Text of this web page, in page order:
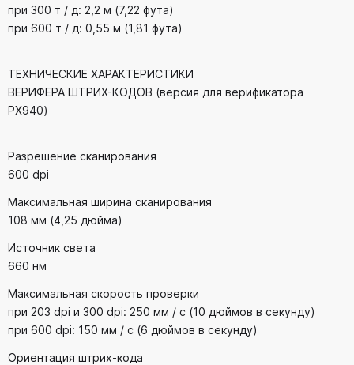
при 300 т / д: 2,2 м (7,22 фута)
при 600 т / д: 0,55 м (1,81 фута)
ТЕХНИЧЕСКИЕ ХАРАКТЕРИСТИКИ
ВЕРИФЕРА ШТРИХ-КОДОВ (версия для верификатора
PX940)
Разрешение сканирования
600 dpi
Максимальная ширина сканирования
108 мм (4,25 дюйма)
Источник света
660 нм
Максимальная скорость проверки
при 203 dpi и 300 dpi: 250 мм / с (10 дюймов в секунду)
при 600 dpi: 150 мм / с (6 дюймов в секунду)
Ориентация штрих-кода